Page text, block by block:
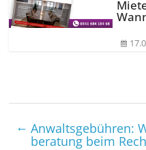
← Anwalts­gebühren:
beratung beim